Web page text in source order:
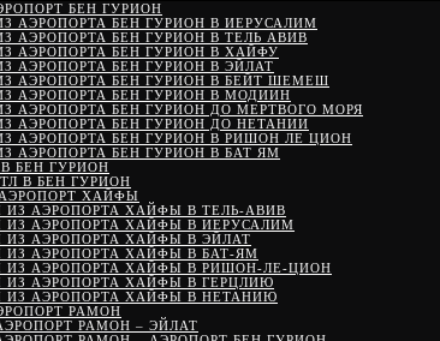
БЕН ГУРИОН
АЭРОПОРТА БЕН ГУРИОН В ИЕРУСАЛИМ
АЭРОПОРТА БЕН ГУРИОН В ТЕЛЬ АВИВ
АЭРОПОРТА БЕН ГУРИОН В ХАЙФУ
АЭРОПОРТА БЕН ГУРИОН В ЭЙЛАТ
АЭРОПОРТА БЕН ГУРИОН В БЕЙТ ШЕМЕШ
АЭРОПОРТА БЕН ГУРИОН В МОДИИН
АЭРОПОРТА БЕН ГУРИОН ДО МЕРТВОГО МОРЯ
АЭРОПОРТА БЕН ГУРИОН ДО НЕТАНИИ
АЭРОПОРТА БЕН ГУРИОН В РИШОН ЛЕ ЦИОН
АЭРОПОРТА БЕН ГУРИОН В БАТ ЯМ
БЕН ГУРИОН
В БЕН ГУРИОН
ХАЙФЫ
ИЗ АЭРОПОРТА ХАЙФЫ В ТЕЛЬ-АВИВ
ИЗ АЭРОПОРТА ХАЙФЫ В ИЕРУСАЛИМ
ИЗ АЭРОПОРТА ХАЙФЫ В ЭЙЛАТ
ИЗ АЭРОПОРТА ХАЙФЫ В БАТ-ЯМ
ИЗ АЭРОПОРТА ХАЙФЫ В РИШОН-ЛЕ-ЦИОН
ИЗ АЭРОПОРТА ХАЙФЫ В ГЕРЦЛИЮ
ИЗ АЭРОПОРТА ХАЙФЫ В НЕТАНИЮ
РАМОН
РАМОН – ЭЙЛАТ